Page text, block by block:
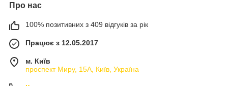
Про нас
100% позитивних з 409 відгуків за рік
Працює з 12.05.2017
м. Київ
проспект Миру, 15А, Київ, Україна